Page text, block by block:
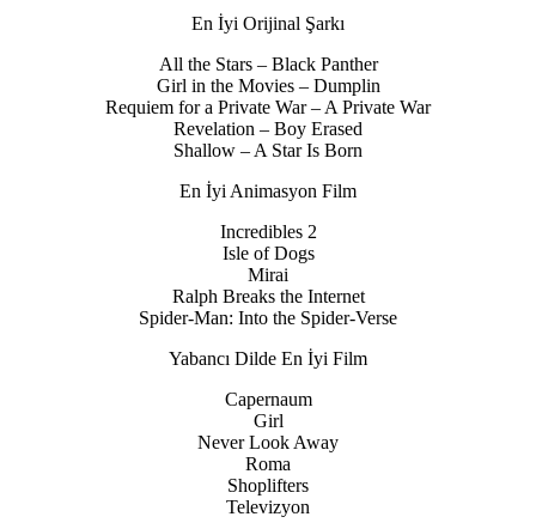
En İyi Orijinal Şarkı
All the Stars – Black Panther
Girl in the Movies – Dumplin
Requiem for a Private War – A Private War
Revelation – Boy Erased
Shallow – A Star Is Born
En İyi Animasyon Film
Incredibles 2
Isle of Dogs
Mirai
Ralph Breaks the Internet
Spider-Man: Into the Spider-Verse
Yabancı Dilde En İyi Film
Capernaum
Girl
Never Look Away
Roma
Shoplifters
Televizyon